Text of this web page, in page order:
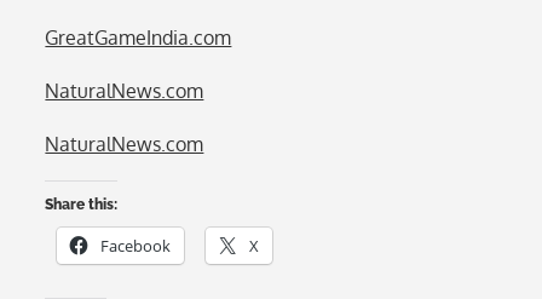
GreatGameIndia.com
NaturalNews.com
NaturalNews.com
Share this:
Facebook X